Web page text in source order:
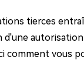
tierces
d'une
comment vous